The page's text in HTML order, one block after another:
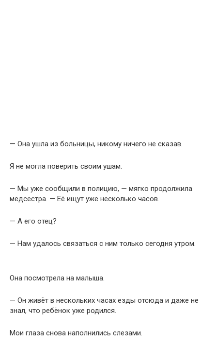
— Она ушла из больницы, никому ничего не сказав.
Я не могла поверить своим ушам.
— Мы уже сообщили в полицию, — мягко продолжила
медсестра. — Её ищут уже несколько часов.
— А его отец?
— Нам удалось связаться с ним только сегодня утром.
Она посмотрела на малыша.
— Он живёт в нескольких часах езды отсюда и даже не
знал, что ребёнок уже родился.
Мои глаза снова наполнились слезами.